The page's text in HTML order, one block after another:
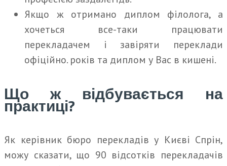
Якщо ж отримано диплом філолога, а
хочеться все-таки працювати
перекладачем і завіряти переклади
офіційно. років та диплом у Вас в кишені.
Що ж відбувається на
практиці?
Як керівник бюро перекладів у Києві Спрін,
можу сказати, що 90 відсотків перекладачів